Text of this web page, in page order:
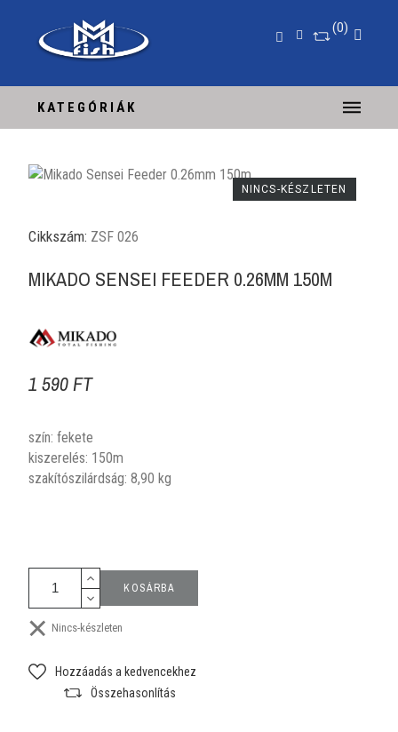
0
KATEGÓRIÁK
NINCS-KÉSZLETEN
Cikkszám: ZSF 026
MIKADO SENSEI FEEDER 0.26MM 150M
1 590 FT
szín: fekete
kiszerelés: 150m
szakítószilárdság: 8,90 kg
KOSÁRBA
Nincs-készleten
Hozzáadás a kedvencekhez
Összehasonlítás